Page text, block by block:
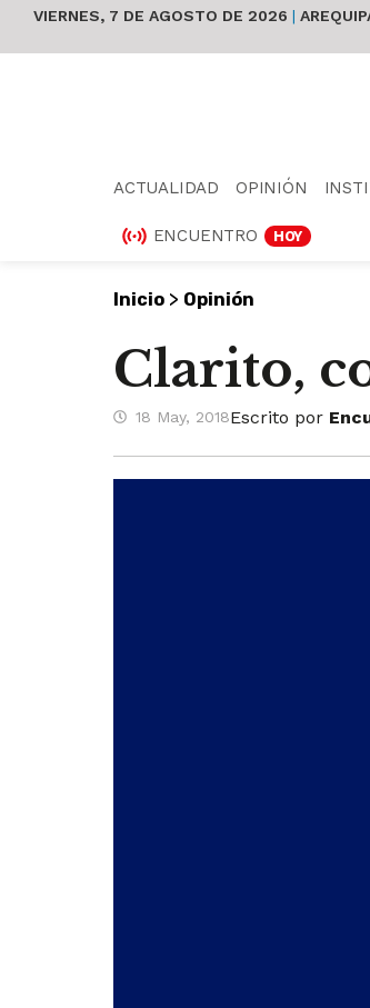
VIERNES, 7 DE AGOSTO DE 2026 |
ACTUALIDAD OPINIÓN
ENCUENTRO HOY
Inicio > Opinión
Clarito,
18 May, 2018Escrito por